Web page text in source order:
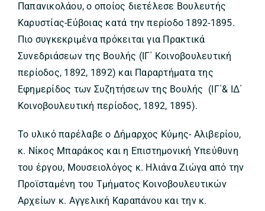
Παπανικολάου, ο οποίος διετέλεσε Βουλευτής
Καρυστίας-Εύβοιας κατά την περίοδο 1892-1895.
Πιο συγκεκριμένα πρόκειται για Πρακτικά
Συνεδριάσεων της Βουλής (ΙΓ΄ Κοινοβουλευτική
περίοδος, 1892, 1892) και Παραρτήματα της
Εφημερίδος των Συζητήσεων της Βουλής (ΙΓ΄& ΙΔ΄
Κοινοβουλευτική περίοδος, 1892, 1895).
Το υλικό παρέλαβε ο Δήμαρχος Κύμης- Αλιβερίου,
κ. Νίκος Μπαράκος και η Επιστημονική Υπεύθυνη
του έργου, Μουσειολόγος κ. Ηλιάνα Ζιώγα από την
Προϊσταμένη του Τμήματος Κοινοβουλευτικών
Αρχείων κ. Αγγελική Καραπάνου και την κ.